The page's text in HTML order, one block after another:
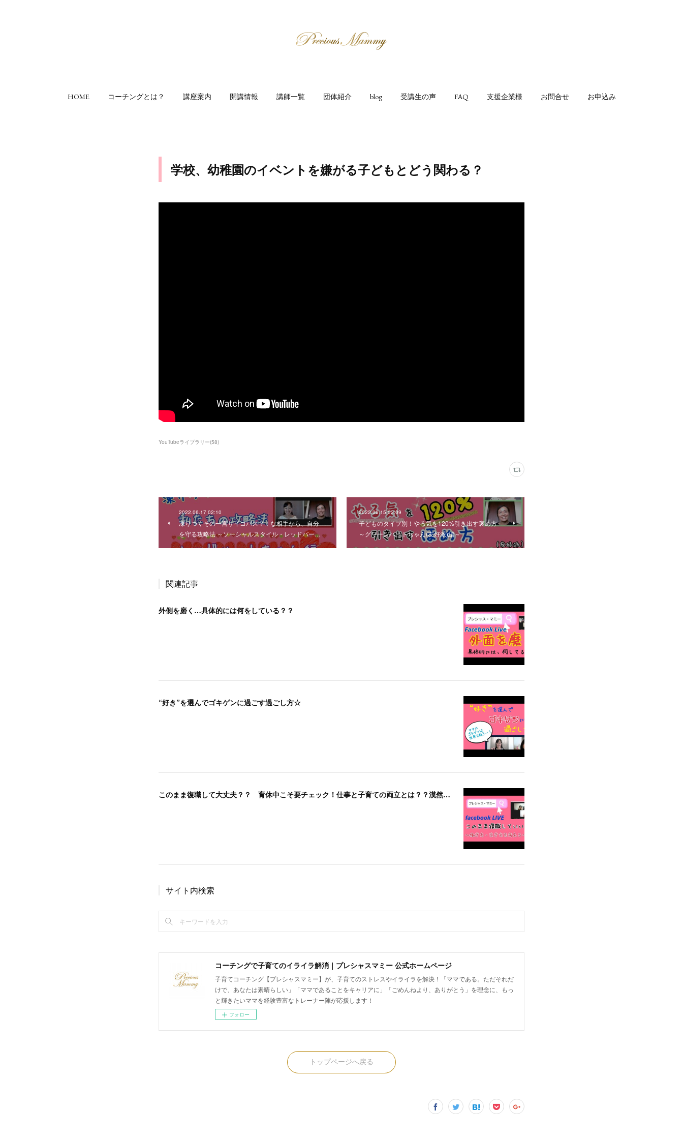
HOME コーチングとは？ 講座案内 開講情報 講師一覧 団体紹介 blog 受講生の声 FAQ 支援企業様 お問合せ お申込み
学校、幼稚園のイベントを嫌がる子どもとどう関わる？
YouTubeライブラリー(58)
2022.06.17 02:10
凍りつくその一言サイコパス？！な相手から、自分
を守る攻略法 ～ソーシャルスタイル・レッドバー…
2022.06.15 02:09
子どものタイプ別！やる気を120%引き出す褒め方
～グリーンハートちゃん(友好派)編～
関連記事
外側を磨く…具体的には何をしている？？
“好き”を選んでゴキゲンに過ごす過ごし方☆
このまま復職して大丈夫？？ 育休中こそ要チェック！仕事と子育ての両立とは？？漠然とした不安感、モヤモヤがあるということは・・・
サイト内検索
コーチングで子育てのイライラ解消｜プレシャスマミー 公式ホームページ
子育てコーチング【プレシャスマミー】が、子育てのストレスやイライラを解決！「ママである。ただそれだ
けで、あなたは素晴らしい」「ママであることをキャリアに」「ごめんねより、ありがとう」を理念に、もっ
と輝きたいママを経験豊富なトレーナー陣が応援します！
フォロー
トップページへ戻る